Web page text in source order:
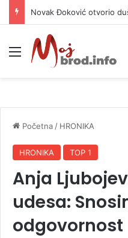
Novak Đoković otvorio
Meni
Početna / HRONIKA
HRONIKA TOP 1
Anja
udesa:
odgovornost